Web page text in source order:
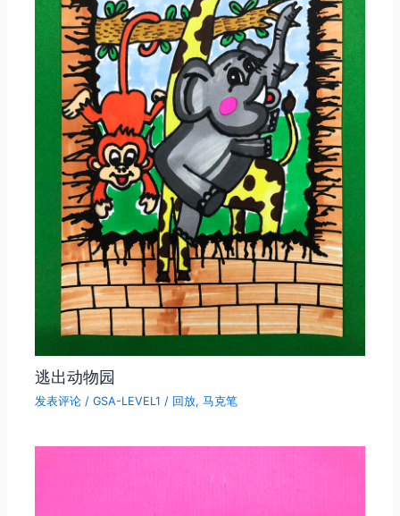
逃出动物园
发表评论 /GSA-LEVEL1 / 回放,马克笔